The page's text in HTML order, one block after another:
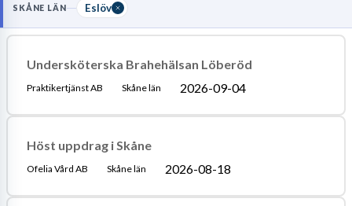
SKÅNE LÄN Eslöv
Undersköterska Brahehälsan Löberöd
Praktikertjänst AB Skåne län 2026-09-04
Höst uppdrag i Skåne
Ofelia Vård AB Skåne län 2026-08-18